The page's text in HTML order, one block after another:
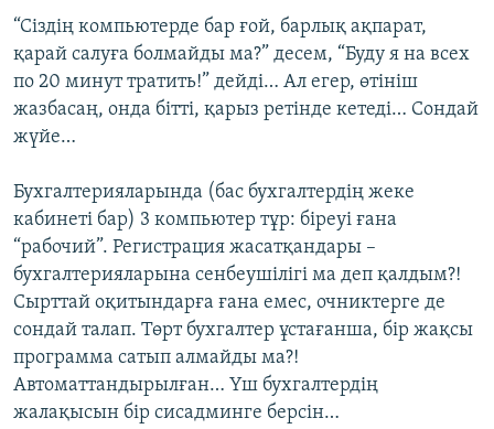
“Сіздің компьютерде бар ғой, барлық ақпарат,
қарай салуға болмайды ма?” десем, “Буду я на всех
по 20 минут тратить!” дейді… Ал егер, өтініш
жазбасаң, онда бітті, қарыз ретінде кетеді… Сондай
жүйе…
Бухгалтерияларында (бас бухгалтердің жеке
кабинеті бар) 3 компьютер тұр: біреуі ғана
“рабочий”. Регистрация жасатқандары –
бухгалтерияларына сенбеушілігі ма деп қалдым?!
Сырттай оқитындарға ғана емес, очниктерге де
сондай талап. Төрт бухгалтер ұстағанша, бір жақсы
программа сатып алмайды ма?!
Автоматтандырылған… Үш бухгалтердің
жалақысын бір сисадминге берсін…